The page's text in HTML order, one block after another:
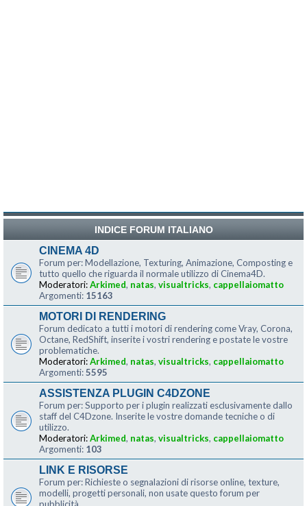
INDICE FORUM ITALIANO
CINEMA 4D
Forum per: Modellazione, Texturing, Animazione, Composting e
tutto quello che riguarda il normale utilizzo di Cinema4D.
Moderatori:Arkimed, natas, visualtricks, cappellaiomatto
Argomenti: 15163
MOTORI DI RENDERING
Forum dedicato a tutti i motori di rendering come Vray, Corona,
Octane, RedShift, inserite i vostri rendering e postate le vostre
problematiche.
Moderatori:Arkimed, natas, visualtricks, cappellaiomatto
Argomenti:5595
ASSISTENZA PLUGIN C4DZONE
Forum per: Supporto per i plugin realizzati esclusivamente dallo
staff del C4Dzone. Inserite le vostre domande tecniche o di
utilizzo.
Moderatori:Arkimed, natas, visualtricks, cappellaiomatto
Argomenti: 103
LINK E RISORSE
Forum per: Richieste o segnalazioni di risorse online, texture,
modelli, progetti personali, non usate questo forum per
pubblicità.